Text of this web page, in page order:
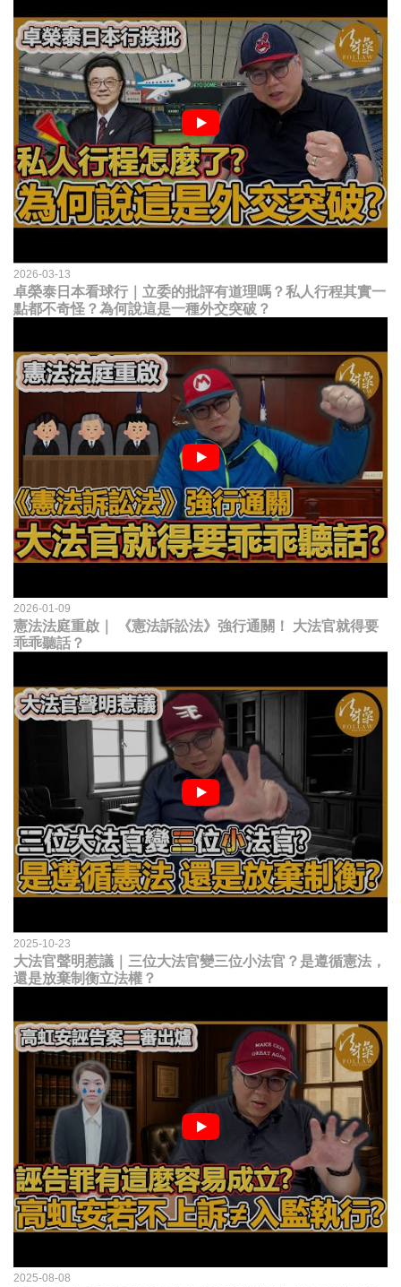
2026-03-13
卓榮泰日本看球行｜立委的批評有道理嗎？私人行程其實一
點都不奇怪？為何說這是一種外交突破？
2026-01-09
憲法法庭重啟｜ 《憲法訴訟法》強行通關！ 大法官就得要
乖乖聽話？
2025-10-23
大法官聲明惹議｜三位大法官變三位小法官？是遵循憲法，
還是放棄制衡立法權？
2025-08-08